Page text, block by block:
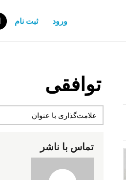
ورود ثبت نام
توافقی
تماس با ناشر